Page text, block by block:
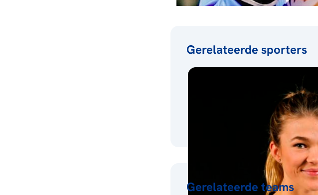
Gerelateerde sporters
Gerelateerde teams